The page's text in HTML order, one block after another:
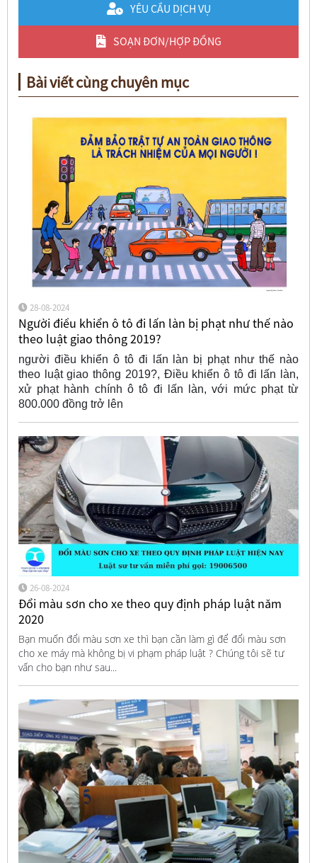
YÊU CẦU DỊCH VỤ
SOẠN ĐƠN/HỢP ĐỒNG
Bài viết cùng chuyên mục
28-08-2024
Người điều khiển ô tô đi lấn làn bị phạt như thế nào
theo luật giao thông 2019?
người điều khiển ô tô đi lấn làn bị phạt như thế nào
theo luật giao thông 2019?, Điều khiển ô tô đi lấn làn,
xử phạt hành chính ô tô đi lấn làn, với mức phạt từ
800.000 đồng trở lên
26-08-2024
Đổi màu sơn cho xe theo quy định pháp luật năm
2020
Bạn muốn đổi màu sơn xe thì bạn cần làm gì để đổi màu sơn
cho xe máy mà không bị vi phạm pháp luật ? Chúng tôi sẽ tư
vấn cho bạn như sau...